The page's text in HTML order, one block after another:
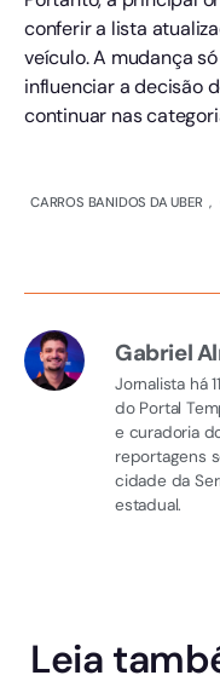
conferir a lista
veículo. A mudança
influenciar a decisão
continuar nas
CARROS BANIDOS DA UBER ,
Gabriel
Jornalista há
do Portal
e curadoria
reportagens
cidade da
estadual.
Leia